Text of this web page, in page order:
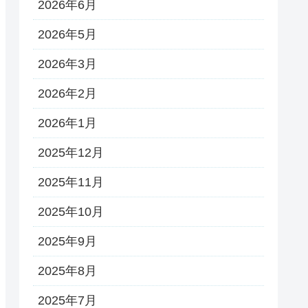
2026年6月
2026年5月
2026年3月
2026年2月
2026年1月
2025年12月
2025年11月
2025年10月
2025年9月
2025年8月
2025年7月